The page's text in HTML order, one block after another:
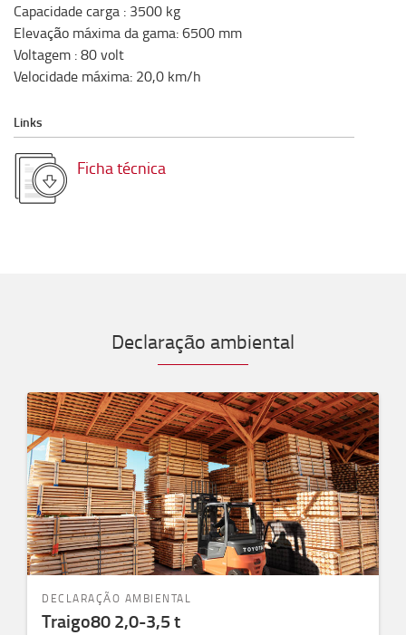
Capacidade carga : 3500 kg
Elevação máxima da gama:6500 mm
Voltagem :80volt
Velocidade máxima: 20,0 km/h
Links
Ficha técnica
Declaração ambiental
DECLARAÇÃO AMBIENTAL
Traigo80 2,0-3,5 t